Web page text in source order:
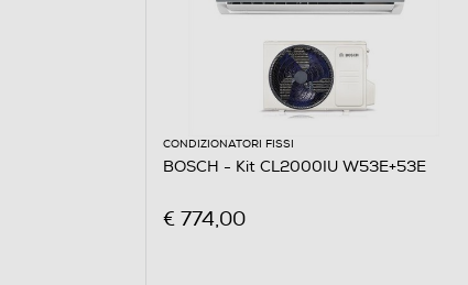
CONDIZIONATORI FISSI
BOSCH - Kit CL2000IU W53E+53E
€ 774,00